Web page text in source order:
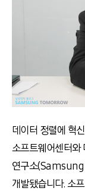
데이터 정렬에 혁
소프트웨어센터와
연구소
개발됐습니다. 소